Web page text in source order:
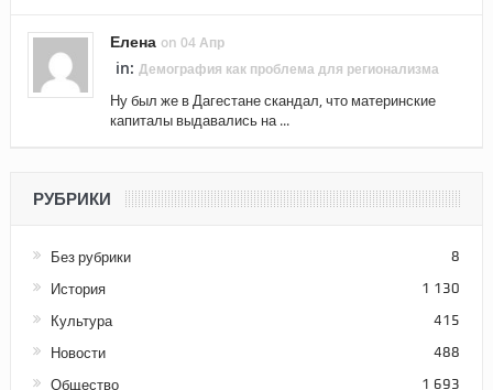
Елена on 04 Апр
in: Демография как проблема для регионализма
Ну был же в Дагестане скандал, что материнские
капиталы выдавались на ...
РУБРИКИ
Без рубрики 8
История 1 130
Культура 415
Новости 488
Общество 1 693